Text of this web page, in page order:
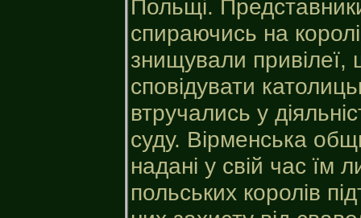
Польщі.
спираючись на
знищували
сповідувати
втручались у
суду. Вірменська
надані у свій час їм
польських королів